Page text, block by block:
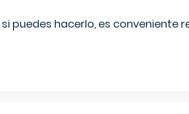
puedes hacerlo, es conveniente